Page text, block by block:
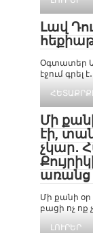
Լավ
Օգտատեր
էջում գրել
Մի
էի,
չկար․
առանց
Մի քանի
բացի ոչ ոք
ԼՈՒՐԵՐ